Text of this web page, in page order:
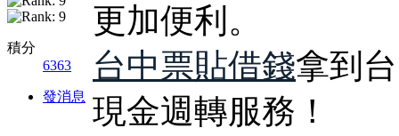
積分
6363
發消息
更加便利。
台中票貼借錢拿到
現金週轉服務！